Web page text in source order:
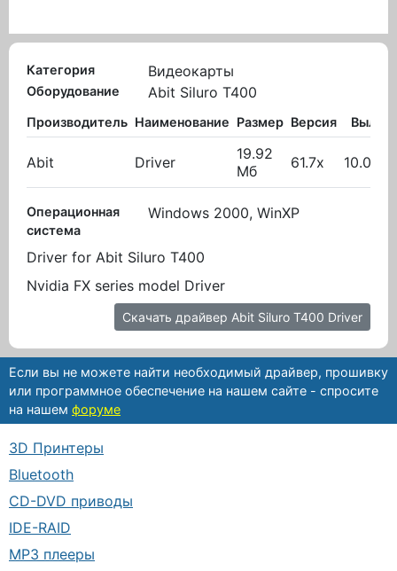
Категория Видеокарты
Оборудование Abit Siluro T400
Производитель Наименование Размер Версия
Abit Driver
19.92
Мб
61.7x
Операционная
система
Windows 2000, WinXP
Driver for Abit Siluro T400
Nvidia FX series model Driver
Скачать драйвер Abit Siluro T400 Driver
Если вы не можете найти необходимый драйвер, прошивку
или программное обеспечение на нашем сайте - спросите
на нашем форуме
3D Принтеры
Bluetooth
CD-DVD приводы
IDE-RAID
MP3 плееры